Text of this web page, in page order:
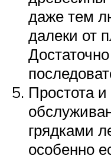
даже тем
далеки от
Простота
грядками
особенно